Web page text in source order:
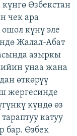
Өзбекстан
чек ара
күнү эле
Жалал-Абат
азыркы
унаа жана
өткөрүү
жергесинде
күндө өз
катуу
бар. Өзбек